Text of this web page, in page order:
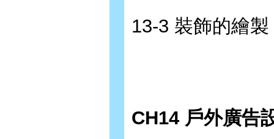
13-3 裝飾的繪製
CH14 戶外廣告